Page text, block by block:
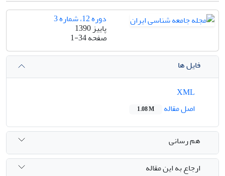
دوره 12، شماره 3
پاییز 1390
صفحه1-34
فایل ها
اصل مقاله
1.08 M
هم رسانی
ارجاع به این مقاله